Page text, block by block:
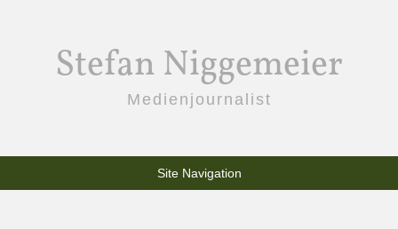
Stefan Niggemeier
Medienjournalist
Site Navigation